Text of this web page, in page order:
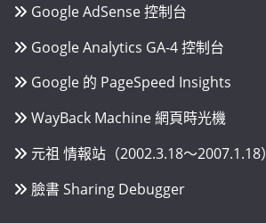
Google AdSense 控制台
Google Analytics GA-4 控制台
Google 的 PageSpeed Insights
WayBack Machine 網頁時光機
元祖 情報站（2002.3.18～2007.1.18）
臉書 Sharing Debugger